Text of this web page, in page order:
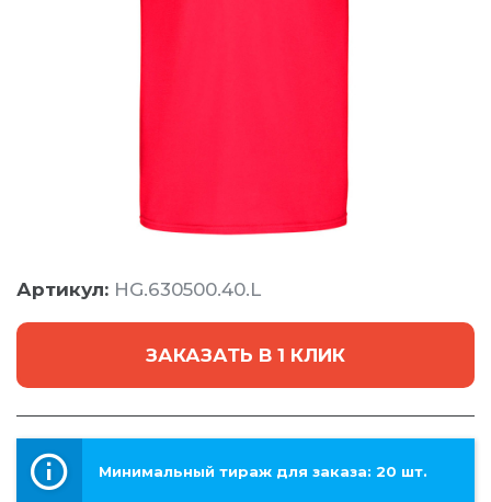
Артикул: HG.630500.40.L
ЗАКАЗАТЬ В 1 КЛИК
Минимальный тираж для заказа: 20 шт.